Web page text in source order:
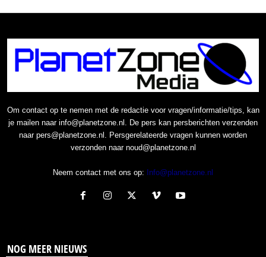
Om contact op te nemen met de redactie voor vragen/informatie/tips, kan
je mailen naar info@planetzone.nl. De pers kan persberichten verzenden
naar pers@planetzone.nl. Persgerelateerde vragen kunnen worden
verzonden naar noud@planetzone.nl
Neem contact met ons op: Info@planetzone.nl
NOG MEER NIEUWS